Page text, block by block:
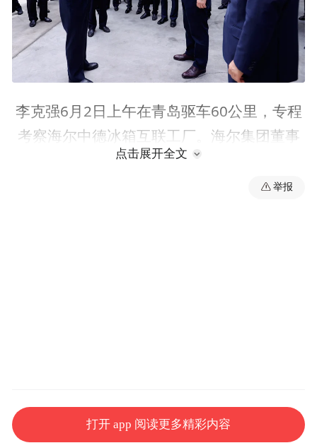
李克强6月2日上午在青岛驱车60公里，专程
考察海尔中德冰箱互联工厂。海尔集团董事
局主席张瑞敏介绍，如今的海尔，人人既是
员工，又是创客；既是有围墙的工厂，又是
澜壮阔的景象。海尔早已是一家知名企业，
希望继续紧跟时代步伐，不停止地学习、不
点击展开全文
举报
打开 app 阅读更多精彩内容